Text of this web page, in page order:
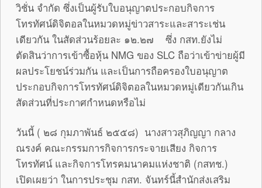
วิชั่น จำกัด ซึ่งเป็นผู้รับใบอนุญาตประกอบกิจการ
โทรทัศน์ดิจิตอลในหมวดหมู่ข่าวสาระและสาระเช่น
เดียวกัน ในสัดส่วนร้อยละ ๑๒.๒๗ ซึ่ง กสท.ยังไม่
ตัดสินว่าการเข้าซื้อหุ้น NMG ของ SLC ถือว่าเข้าข่ายผู้มี
ผลประโยชน์ร่วมกัน และเป็นการถือครองใบอนุญาต
ประกอบกิจการโทรทัศน์ดิจิตอลในหมวดหมู่เดียวกันเกิน
สัดส่วนที่ประกาศกำหนดหรือไม่
วันนี้ ( ๒๘ กุมภาพันธ์ ๒๕๕๘) นางสาวสุภิญญา กลาง
ณรงค์ คณะกรรมการกิจการกระจายเสียง กิจการ
โทรทัศน์ และกิจการโทรคมนาคมแห่งชาติ (กสทช.)
เปิดเผยว่า ในการประชุม กสท. จันทร์นี้สำนักส่งเสริม